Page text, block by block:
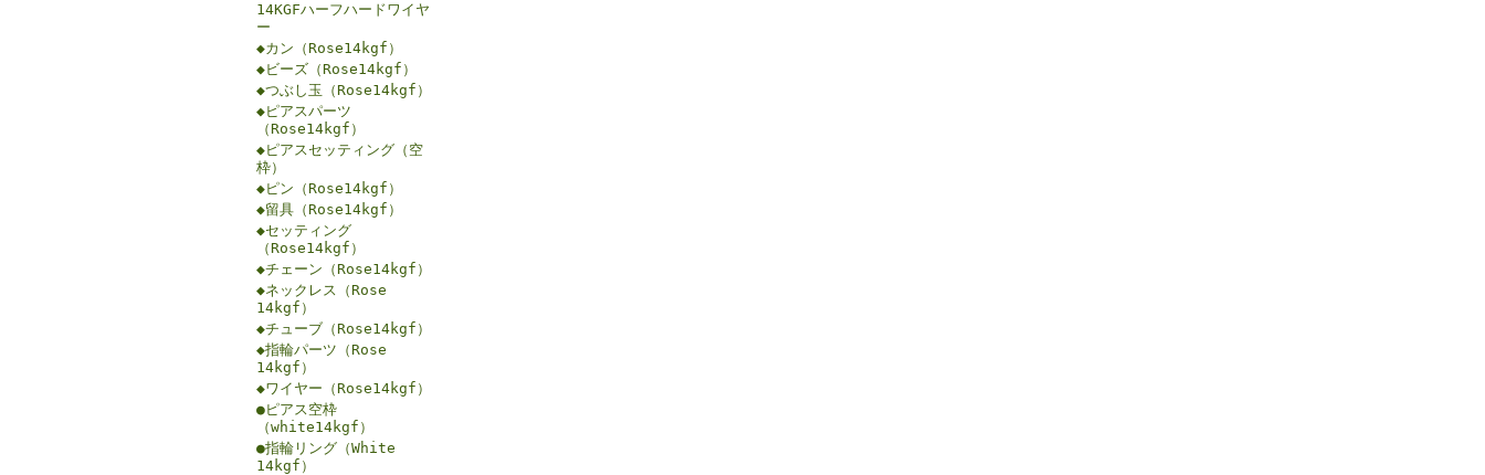
14KGFハーフハードワイヤ
ー
◆カン（Rose14kgf）
◆ビーズ（Rose14kgf）
◆つぶし玉（Rose14kgf）
◆ピアスパーツ
（Rose14kgf）
◆ピアスセッティング（空
枠）
◆ピン（Rose14kgf）
◆留具（Rose14kgf）
◆セッティング
（Rose14kgf）
◆チェーン（Rose14kgf）
◆ネックレス（Rose
14kgf）
◆チューブ（Rose14kgf）
◆指輪パーツ（Rose
14kgf）
◆ワイヤー（Rose14kgf）
●ピアス空枠
（white14kgf）
●指輪リング（White
14kgf）